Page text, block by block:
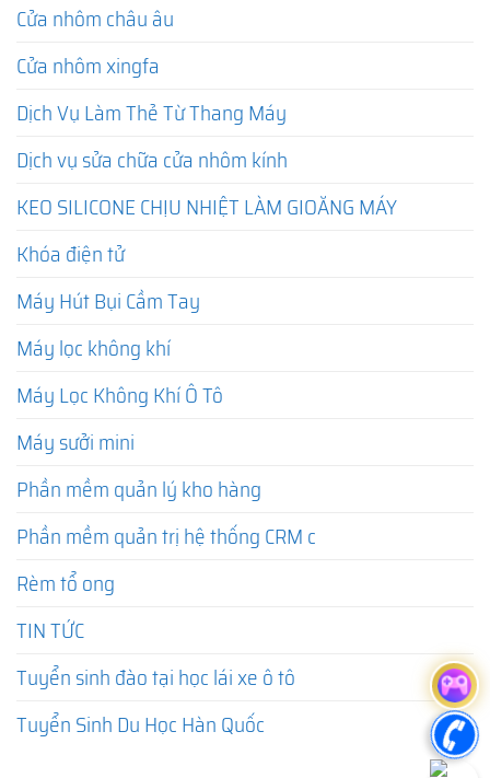
Cửa nhôm châu âu
Cửa nhôm xingfa
Dịch Vụ Làm Thẻ Từ Thang Máy
Dịch vụ sửa chữa cửa nhôm kính
KEO SILICONE CHỊU NHIỆT LÀM GIOĂNG MÁY
Khóa điện tử
Máy Hút Bụi Cầm Tay
Máy lọc không khí
Máy Lọc Không Khí Ô Tô
Máy sưởi mini
Phần mềm quản lý kho hàng
Phần mềm quản trị hệ thống CRM c
Rèm tổ ong
TIN TỨC
Tuyển sinh đào tại học lái xe ô tô
Tuyển Sinh Du Học Hàn Quốc